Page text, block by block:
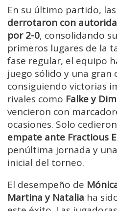
En su último partido,
derrotaron con
por 2-0, consolidando
primeros lugares de la
fase regular, el equipo
juego sólido y una gran
consiguiendo victorias
rivales como Falke y
vencieron con
ocasiones. Solo
empate ante Fractious
penúltima jornada y
inicial del torneo.
El desempeño de
Martina y Natalia ha